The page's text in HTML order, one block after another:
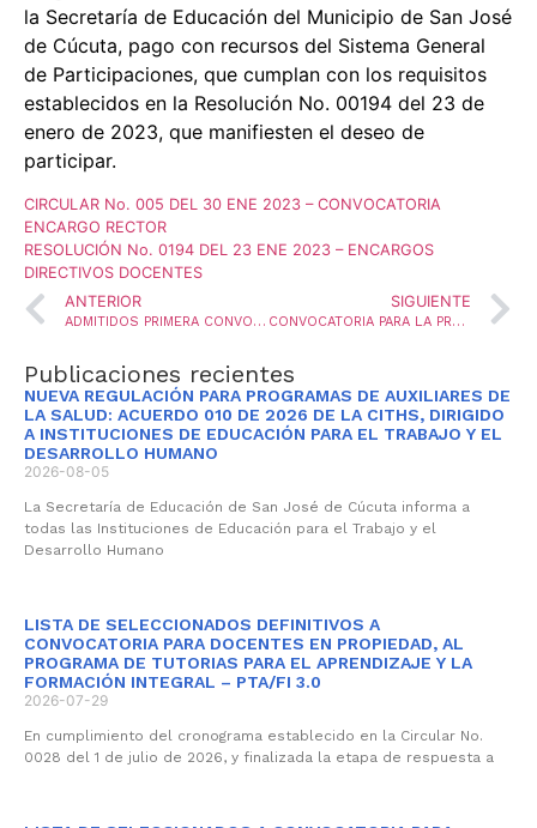
la Secretaría de Educación del Municipio de San José
de Cúcuta, pago con recursos del Sistema General
de Participaciones, que cumplan con los requisitos
establecidos en la Resolución No. 00194 del 23 de
enero de 2023, que manifiesten el deseo de
participar.
CIRCULAR No. 005 DEL 30 ENE 2023 – CONVOCATORIA
ENCARGO RECTOR
RESOLUCIÓN No. 0194 DEL 23 ENE 2023 – ENCARGOS
DIRECTIVOS DOCENTES
ANTERIOR
ADMITIDOS PRIMERA CONVOCATORIA PROGRAMA GENERACIÓN 2050 VIG. 2023 I – FUNDACIÓN DE ESTUDIOS SUPERIORES COMFANORTE – FESC
SIGUIENTE
CONVOCATORIA PARA LA PROVISIÓN DE 6 VACANTES DEFINITIVAS DEL CARGO DIRECTIVO DOCENTE – COORDINADOR, MEDIANTE LA MODALIDAD DE ENCARGO, Y CONFORMACION DE LA LISTA DE ELEGIBLES PARA LA VIGENCIA 2023
Publicaciones recientes
NUEVA REGULACIÓN PARA PROGRAMAS DE AUXILIARES DE
LA SALUD: ACUERDO 010 DE 2026 DE LA CITHS, DIRIGIDO
A INSTITUCIONES DE EDUCACIÓN PARA EL TRABAJO Y EL
DESARROLLO HUMANO
2026-08-05
La Secretaría de Educación de San José de Cúcuta informa a
todas las Instituciones de Educación para el Trabajo y el
Desarrollo Humano
LISTA DE SELECCIONADOS DEFINITIVOS A
CONVOCATORIA PARA DOCENTES EN PROPIEDAD, AL
PROGRAMA DE TUTORIAS PARA EL APRENDIZAJE Y LA
FORMACIÓN INTEGRAL – PTA/FI 3.0
2026-07-29
En cumplimiento del cronograma establecido en la Circular No.
0028 del 1 de julio de 2026, y finalizada la etapa de respuesta a